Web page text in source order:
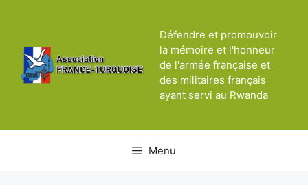
Défendre et promouvoir
la mémoire et l'honneur
de l'armée française et
des militaires français
ayant servi au Rwanda
Menu